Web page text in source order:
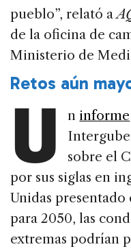
pueblo”, relató a
de la oficina de
Ministerio de
Retos aún
U n informe
sobre el
por sus siglas en
Unidas
para 2050, las
extremas podrían